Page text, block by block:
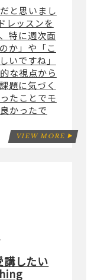
と思いまし
レッスンを
特に週次面
か」や「こ
いですね」
な視点から
題に気づく
たことでモ
かったで
VIEW MORE
したい